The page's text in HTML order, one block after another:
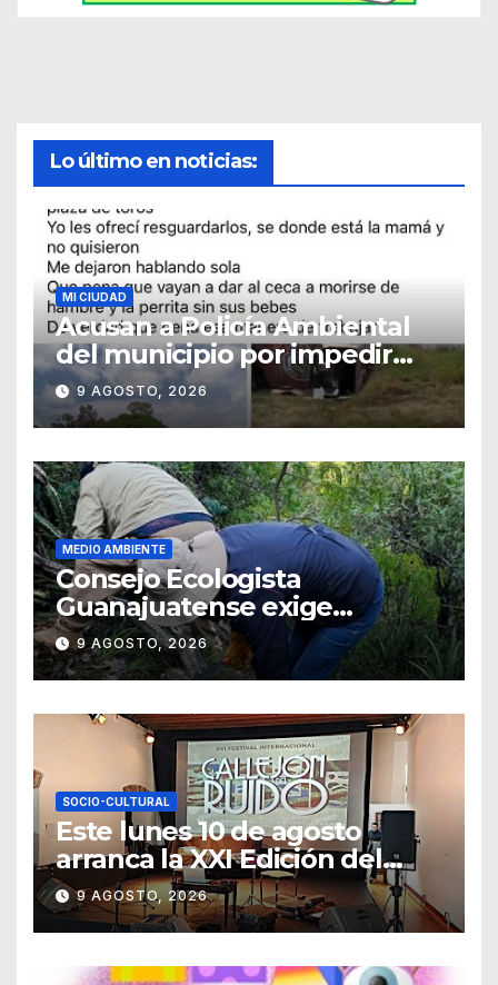
Lo último en noticias:
MI CIUDAD
Acusan a Policía Ambiental
del municipio por impedir
resguardo de cachorros
9 AGOSTO, 2026
MEDIO AMBIENTE
Consejo Ecologista
Guanajuatense exige
investigar y sancionar los
daños por tala de vegetación
9 AGOSTO, 2026
SOCIO-CULTURAL
Este lunes 10 de agosto
arranca la XXI Edición del
Festival Internacional
Callejón del Ruido
9 AGOSTO, 2026